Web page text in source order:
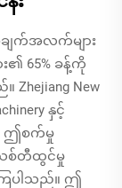
ျက်အလက်များ
၏ 65% ခန့်ကို
New
နှင့်
ည် ဤစက်မှု
သစ်တီထွင်မှု
ြပါသည်။ ဤ